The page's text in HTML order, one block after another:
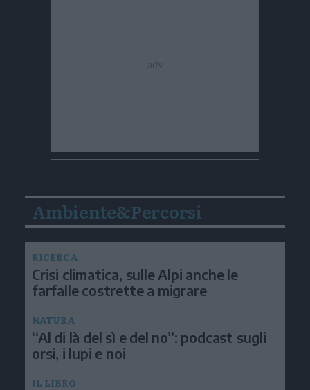
Ambiente&Percorsi
RICERCA
Crisi climatica, sulle Alpi anche le
farfalle costrette a migrare
NATURA
“Al di là del sì e del no”: podcast sugli
orsi, i lupi e noi
IL LIBRO